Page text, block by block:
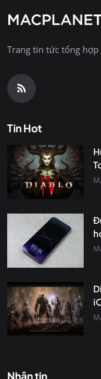
Trang tin tức tổng hợp
Tin Hot
Nhận tin